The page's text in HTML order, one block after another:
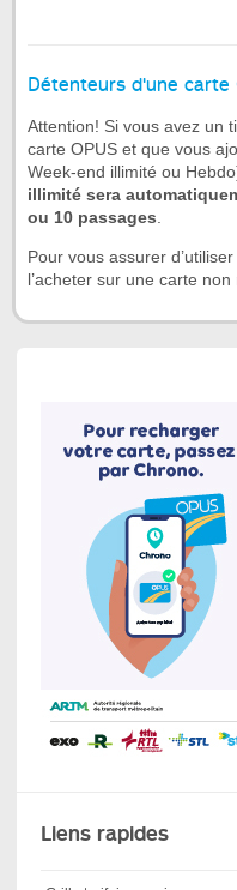
Détenteurs d'une carte
Attention! Si vous avez un
carte OPUS et que vous
Week-end illimité ou
illimité sera
ou 10 passages.
Pour vous assurer
l’acheter sur une carte
Liens rapides